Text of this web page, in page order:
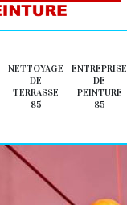
NETTOYAGE
DE
TERRASSE
85
ENTREPRISE
DE
PEINTURE
85